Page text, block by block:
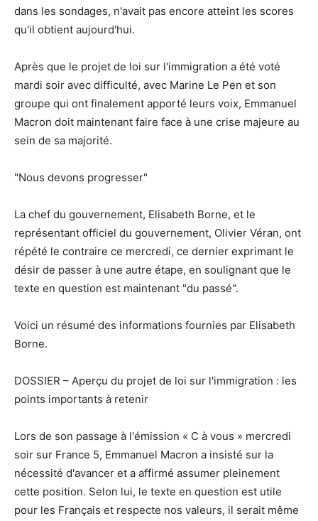
dans les sondages, n'avait pas encore atteint les scores
qu'il obtient aujourd'hui.
Après que le projet de loi sur l'immigration a été voté
mardi soir avec difficulté, avec Marine Le Pen et son
groupe qui ont finalement apporté leurs voix, Emmanuel
Macron doit maintenant faire face à une crise majeure au
sein de sa majorité.
"Nous devons progresser"
La chef du gouvernement, Elisabeth Borne, et le
représentant officiel du gouvernement, Olivier Véran, ont
répété le contraire ce mercredi, ce dernier exprimant le
désir de passer à une autre étape, en soulignant que le
texte en question est maintenant "du passé".
Voici un résumé des informations fournies par Elisabeth
Borne.
DOSSIER – Aperçu du projet de loi sur l'immigration : les
points importants à retenir
Lors de son passage à l'émission « C à vous » mercredi
soir sur France 5, Emmanuel Macron a insisté sur la
nécessité d'avancer et a affirmé assumer pleinement
cette position. Selon lui, le texte en question est utile
pour les Français et respecte nos valeurs, il serait même